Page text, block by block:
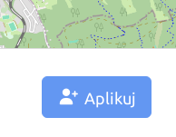
Aplikuj